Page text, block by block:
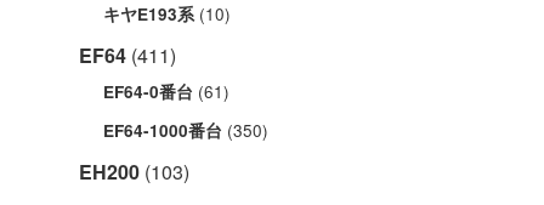
キヤE193系(10)
EF64 (411)
EF64-0番台 (61)
EF64-1000番台 (350)
EH200 (103)